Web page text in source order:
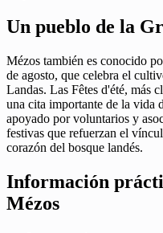
Un pueblo de la
Mézos también es conocido
de agosto, que celebra el
Landas. Las Fêtes d'été, más
una cita importante de la vida
apoyado por voluntarios y
festivas que refuerzan el
corazón del bosque landés.
Información
Mézos